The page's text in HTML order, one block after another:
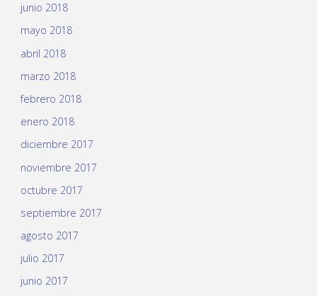
junio 2018
mayo 2018
abril 2018
marzo 2018
febrero 2018
enero 2018
diciembre 2017
noviembre 2017
octubre 2017
septiembre 2017
agosto 2017
julio 2017
junio 2017